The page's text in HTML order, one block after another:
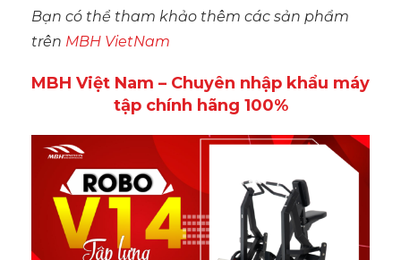
Bạn có thể tham khảo thêm các sản phẩm
trên MBH VietNam
MBH Việt Nam – Chuyên nhập khẩu máy
tập chính hãng 100%